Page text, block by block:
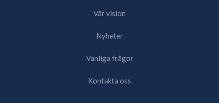
Vår vision
Nyheter
Vanliga frågor
Kontakta oss